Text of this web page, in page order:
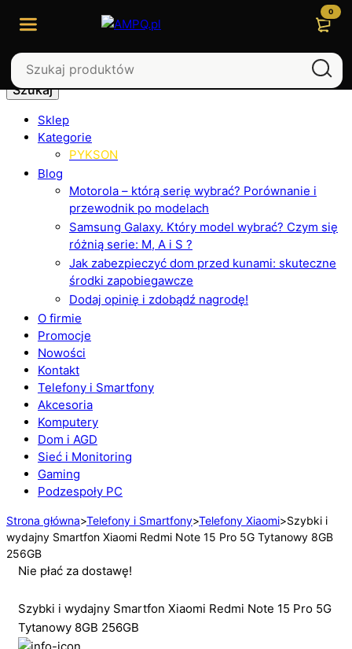
Szukaj
Sklep
Kategorie
PYKSON
Blog
Motorola – którą serię wybrać? Porównanie i
przewodnik po modelach
Samsung Galaxy. Który model wybrać? Czym się
różnią serie: M, A i S ?
Jak zabezpieczyć dom przed kunami: skuteczne
środki zapobiegawcze
Dodaj opinię i zdobądź nagrodę!
O firmie
Promocje
Nowości
Kontakt
Telefony i Smartfony
Akcesoria
Komputery
Dom i AGD
Sieć i Monitoring
Gaming
Podzespoły PC
0
Strona główna>Telefony i Smartfony>Telefony Xiaomi>Szybki i
wydajny Smartfon Xiaomi Redmi Note 15 Pro 5G Tytanowy 8GB
256GB
Nie płać za dostawę!
Szybki i wydajny Smartfon Xiaomi Redmi Note 15 Pro 5G
Tytanowy 8GB 256GB